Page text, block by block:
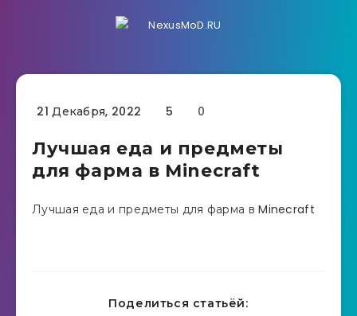
21 Декабря, 2022 5 0
Лучшая еда и предметы
для фарма в Minecraft
Лучшая еда и предметы для фарма в Minecraft
Поделиться статьёй: